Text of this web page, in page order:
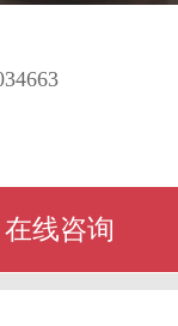
在线咨询